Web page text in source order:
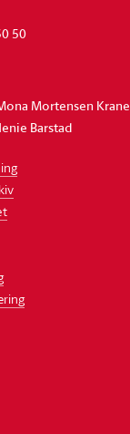
50
Mortensen Krane
Barstad